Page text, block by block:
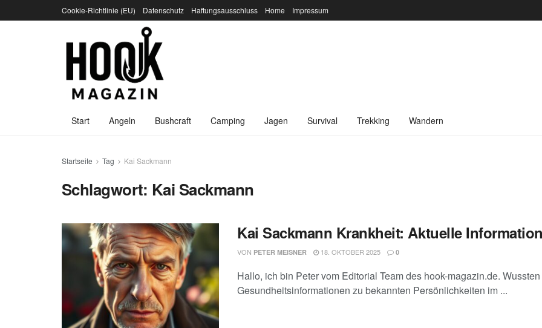
Cookie-Richtlinie (EU) Datenschutz Haftungsausschluss Home Impressum
Start Angeln Bushcraft Camping Jagen Survival Trekking Wandern
Startseite Tag Kai Sackmann
Schlagwort: Kai Sackmann
Kai Sackmann Krankheit: Aktuelle
VON PETER MEISNER 18. OKTOBER 2025 0
Hallo, ich bin Peter vom Editorial Team des hook-magazin.de.
Gesundheitsinformationen zu bekannten Persönlichkeiten im ...